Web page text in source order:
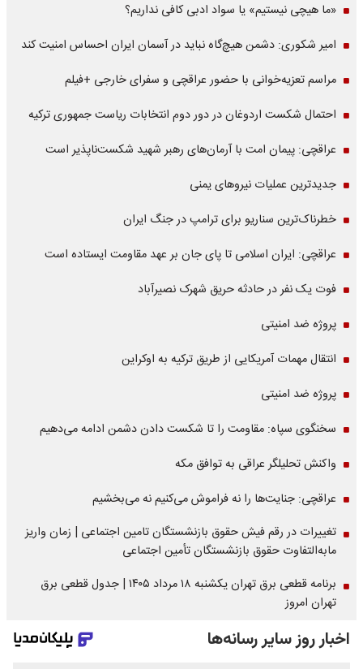
«ما هیچی نیستیم» یا سواد ادبی کافی نداریم؟
امیر شکوری: دشمن هیچ‌گاه نباید در آسمان ایران احساس امنیت کند
مراسم تعزیه‌خوانی با حضور عراقچی و سفرای خارجی +فیلم
احتمال شکست اردوغان در دور دوم انتخابات ریاست جمهوری ترکیه
عراقچی: پیمان امت با آرمان‌های رهبر شهید شکست‌ناپذیر است
جدیدترین عملیات نیروهای یمنی
خطرناک‌ترین سناریو برای ترامپ در جنگ ایران
عراقچی: ایران اسلامی تا پای جان بر عهد مقاومت ایستاده است
فوت یک نفر در حادثه حریق شهرک نصیرآباد
پروژه ضد امنیتی
انتقال مهمات آمریکایی از طریق ترکیه به اوکراین
پروژه ضد امنیتی
سخنگوی سپاه: مقاومت را تا شکست دادن دشمن ادامه می‌دهیم
واکنش تحلیلگر عراقی به توافق مکه
عراقچی: جنایت‌ها را نه فراموش می‌کنیم نه می‌بخشیم
تغییرات در رقم فیش حقوق بازنشستگان تامین اجتماعی | زمان واریز
مابه‌التفاوت حقوق بازنشستگان تأمین اجتماعی
برنامه قطعی برق تهران یکشنبه ۱۸ مرداد ۱۴۰۵ | جدول قطعی برق
تهران امروز